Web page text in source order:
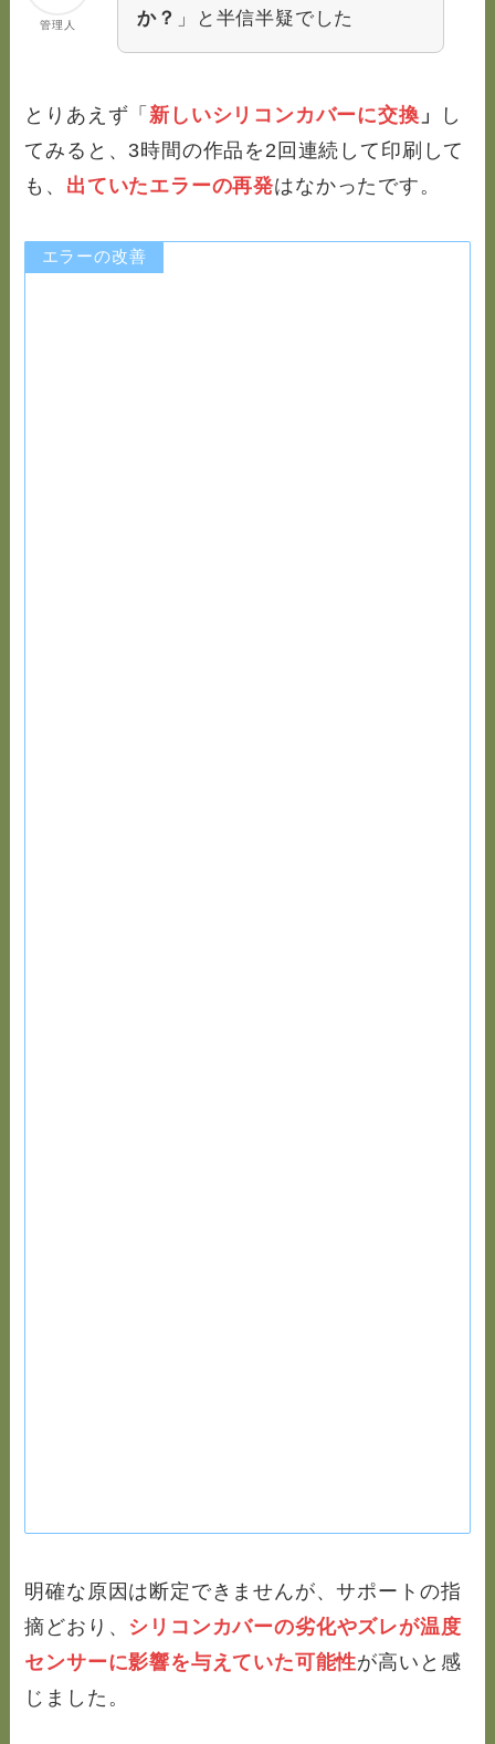
管理人
か？ 」と半信半疑でした
とりあえず「 新しいシリコンカバーに交換 」
し
てみると、3時間の作品を2回連続して印刷して
も、 出ていたエラーの再発はなかったです。
エラーの改善
明確な原因は断定できませんが、サポートの指
摘どおり、 シリコンカバーの劣化やズレが温度
センサーに影響を与えていた可能性が高いと感
じました。